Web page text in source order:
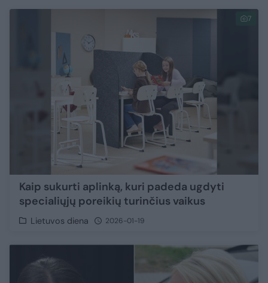
7
Kaip sukurti aplinką, kuri padeda ugdyti
specialiųjų poreikių turinčius vaikus
Lietuvos diena 2026-01-19